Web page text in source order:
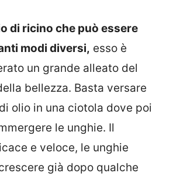
di ricino che può essere
modi diversi, esso è
un grande alleato del
bellezza. Basta versare
olio in una ciotola dove poi
le unghie. Il
e veloce, le unghie
già dopo qualche